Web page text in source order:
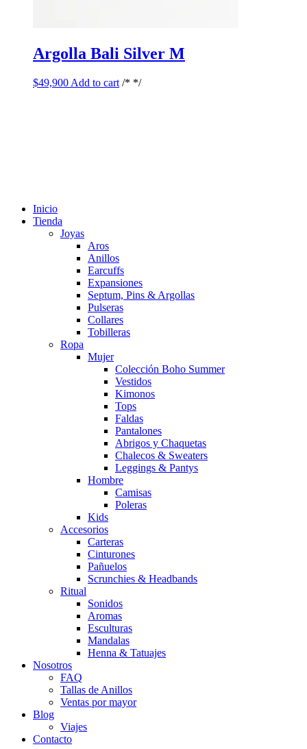
Argolla Bali Silver M
$49,900 Add to cart /* */
Inicio
Tienda
Joyas
Aros
Anillos
Earcuffs
Expansiones
Septum, Pins & Argollas
Pulseras
Collares
Tobilleras
Ropa
Mujer
Colección Boho Summer
Vestidos
Kimonos
Tops
Faldas
Pantalones
Abrigos y Chaquetas
Chalecos & Sweaters
Leggings & Pantys
Hombre
Camisas
Poleras
Kids
Accesorios
Carteras
Cinturones
Pañuelos
Scrunchies & Headbands
Ritual
Sonidos
Aromas
Esculturas
Mandalas
Henna & Tatuajes
Nosotros
FAQ
Tallas de Anillos
Ventas por mayor
Blog
Viajes
Contacto